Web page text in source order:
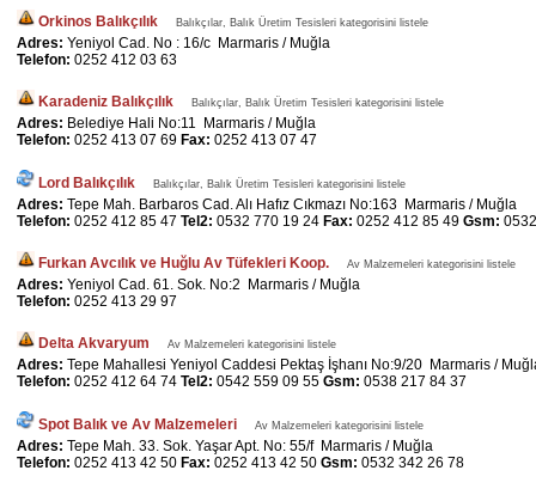
Orkinos Balıkçılık Balıkçılar, Balık Üretim Tesisleri kategorisini listele
Adres: Yeniyol Cad. No : 16/c Marmaris / Muğla
Telefon: 0252 412 03 63
Karadeniz Balıkçılık Balıkçılar, Balık Üretim Tesisleri kategorisini listele
Adres: Belediye Hali No:11 Marmaris / Muğla
Telefon: 0252 413 07 69 Fax: 0252 413 07 47
Lord Balıkçılık Balıkçılar, Balık Üretim Tesisleri kategorisini listele
Adres: Tepe Mah. Barbaros Cad. Alı Hafız Cıkmazı No:163 Marmaris / Muğla
Telefon: 0252 412 85 47 Tel2: 0532 770 19 24 Fax: 0252 412 85 49 Gsm:
Furkan Avcılık ve Huğlu Av Tüfekleri Koop. Av Malzemeleri kategorisini listele
Adres: Yeniyol Cad. 61. Sok. No:2 Marmaris / Muğla
Telefon: 0252 413 29 97
Delta Akvaryum Av Malzemeleri kategorisini listele
Adres: Tepe Mahallesi Yeniyol Caddesi Pektaş İşhanı No:9/20 Marmaris /
Telefon: 0252 412 64 74 Tel2: 0542 559 09 55 Gsm: 0538 217 84 37
Spot Balık ve Av Malzemeleri Av Malzemeleri kategorisini listele
Adres: Tepe Mah. 33. Sok. Yaşar Apt. No: 55/f Marmaris / Muğla
Telefon: 0252 413 42 50 Fax: 0252 413 42 50 Gsm: 0532 342 26 78